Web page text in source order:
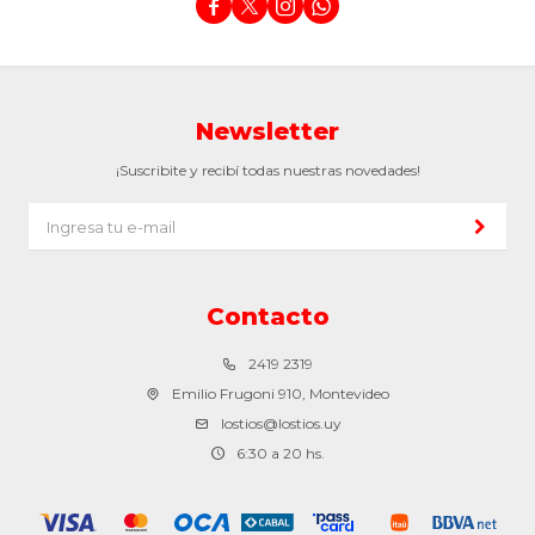
   
Contacto
2419 2319
Emilio Frugoni 910, Montevideo
lostios@lostios.uy
6:30 a 20 hs.
Newsletter
¡Suscribite y recibí todas nuestras novedades!